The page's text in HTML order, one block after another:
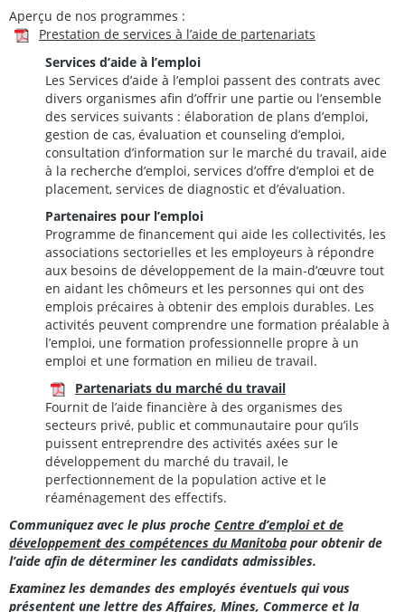
Aperçu de nos programmes :
Prestation de services à l’aide de partenariats
Services d’aide à l’emploi
Les Services d’aide à l’emploi passent des contrats avec
divers organismes afin d’offrir une partie ou l’ensemble
des services suivants : élaboration de plans d’emploi,
gestion de cas, évaluation et counseling d’emploi,
consultation d’information sur le marché du travail, aide
à la recherche d’emploi, services d’offre d’emploi et de
placement, services de diagnostic et d’évaluation.
Partenaires pour l’emploi
Programme de financement qui aide les collectivités, les
associations sectorielles et les employeurs à répondre
aux besoins de développement de la main-d’œuvre tout
en aidant les chômeurs et les personnes qui ont des
emplois précaires à obtenir des emplois durables. Les
activités peuvent comprendre une formation préalable à
l’emploi, une formation professionnelle propre à un
emploi et une formation en milieu de travail.
Partenariats du marché du travail
Fournit de l’aide financière à des organismes des
secteurs privé, public et communautaire pour qu’ils
puissent entreprendre des activités axées sur le
développement du marché du travail, le
perfectionnement de la population active et le
réaménagement des effectifs.
Communiquez avec le plus proche Centre d’emploi et de
développement des compétences du Manitoba pour obtenir de
l’aide afin de déterminer les candidats admissibles.
Examinez les demandes des employés éventuels qui vous
présentent une lettre des Affaires, Mines, Commerce et la